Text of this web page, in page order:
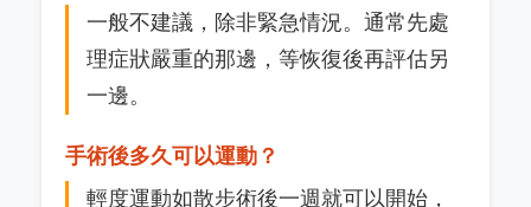
一般不建議，除非緊急情況。通常先處
理症狀嚴重的那邊，等恢復後再評估另
一邊。
手術後多久可以運動？
輕度運動如散步術後一週就可以開始，